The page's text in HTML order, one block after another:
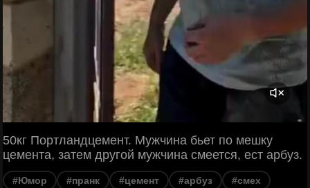
50кг Портландцемент. Мужчина бьет по мешку
цемента, затем другой мужчина смеется, ест арбуз.
#Юмор #пранк #цемент #арбуз #смех